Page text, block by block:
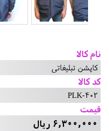
نام کالا
کاپشن تبلیغاتی
کد کالا
PLK-402
قیمت
6,300,000 ریال